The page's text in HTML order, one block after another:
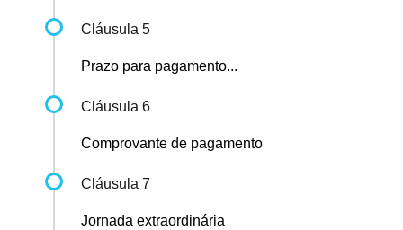
Cláusula 5
Prazo para pagamento...
Cláusula 6
Comprovante de pagamento
Cláusula 7
Jornada extraordinária